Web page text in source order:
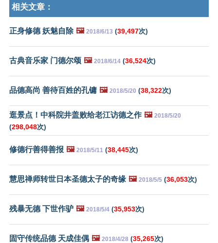
相关文章：
正身修德 妖魅自除 🖼️ 2018/6/13 (39,497次)
古典音乐家 门德尔颂 🖼️ 2018/6/14 (36,524次)
品德高尚 善待百姓的孔镛 🖼️ 2018/5/20 (38,322次)
逛景点！中科院井盖败给老江访德之作 🖼️ 2018/5/20
(298,048次)
修德行善得善报 🖼️ 2018/5/11 (38,445次)
慧思禅师转世日本圣德太子的奇缘 🖼️ 2018/5/5 (36,053次)
残暴无德 下世作驴 🖼️ 2018/5/4 (35,953次)
固守传统品德 天成佳偶 🖼️ 2018/4/28 (35,265次)